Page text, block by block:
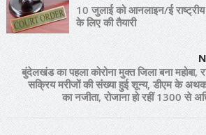
10 जुलाई को आनलाइन/ई
के लिए की तैयारी
बुंदेलखंड का पहला कोरोना मुक्त जिला बना महोबा,
सक्रिय मरीजों की संख्या हुई शून्य, डीएम के अथक
का नजीता, रोजाना हो रहीं 1300 से